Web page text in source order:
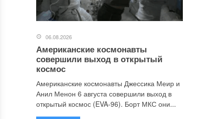
06.08.2026
Американские космонавты
совершили выход в открытый
космос
Американские космонавты Джессика Меир и
Анил Менон 6 августа совершили выход в
открытый космос (EVA-96). Борт МКС они...